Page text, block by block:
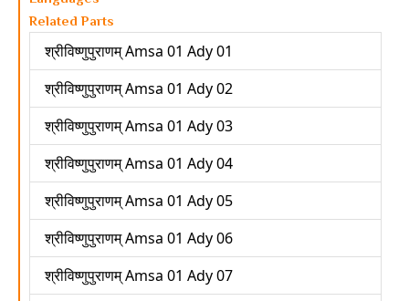
Related Parts
श्रीविष्णुपुराणम् Amsa 01 Ady 01
श्रीविष्णुपुराणम् Amsa 01 Ady 02
श्रीविष्णुपुराणम् Amsa 01 Ady 03
श्रीविष्णुपुराणम् Amsa 01 Ady 04
श्रीविष्णुपुराणम् Amsa 01 Ady 05
श्रीविष्णुपुराणम् Amsa 01 Ady 06
श्रीविष्णुपुराणम् Amsa 01 Ady 07